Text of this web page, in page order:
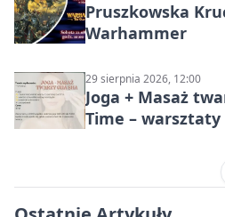
Pruszkowska
Warhammer
29 sierpnia 2026, 12:00
Joga + Masaż
Time –